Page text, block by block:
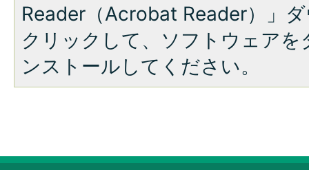
Reader（Acrobat Reader）」
クリックして、ソフトウェア
ンストールしてください。